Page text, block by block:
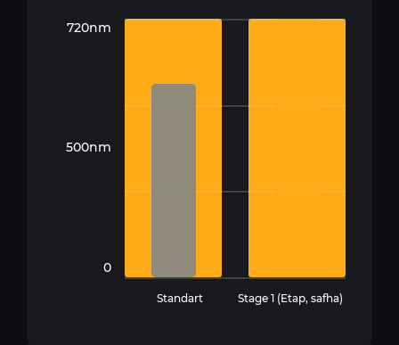
720nm
500nm
0
Standart Stage 1 (Etap, safha)